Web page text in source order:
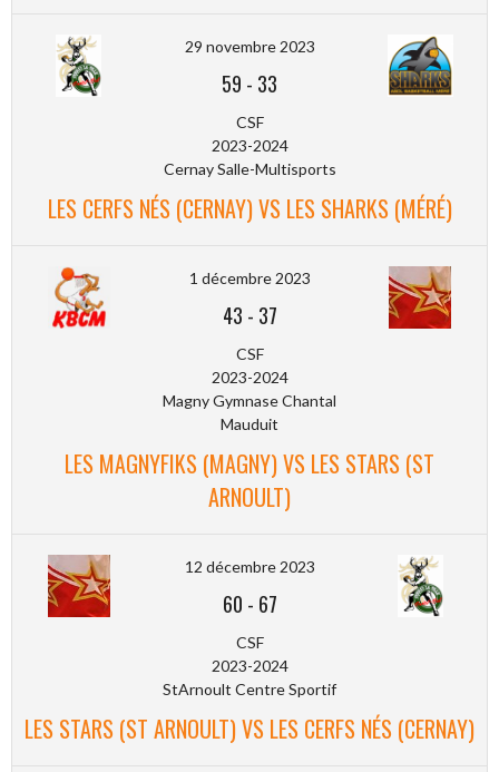
29 novembre 2023
59 - 33
CSF
2023-2024
Cernay Salle-Multisports
LES CERFS NÉS (CERNAY) VS LES SHARKS (MÉRÉ)
1 décembre 2023
43 - 37
CSF
2023-2024
Magny Gymnase Chantal
Mauduit
LES MAGNYFIKS (MAGNY) VS LES STARS (ST
ARNOULT)
12 décembre 2023
60 - 67
CSF
2023-2024
StArnoult Centre Sportif
LES STARS (ST ARNOULT) VS LES CERFS NÉS (CERNAY)